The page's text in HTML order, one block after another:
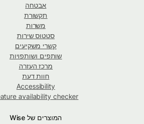
אבטחה
תקשורת
משרות
סטטוס שירות
קשרי משקיעים
שותפים ושותפויות
מרכז העזרה
חוות דעת
Accessibility
Feature availability checker
המוצרים של Wise